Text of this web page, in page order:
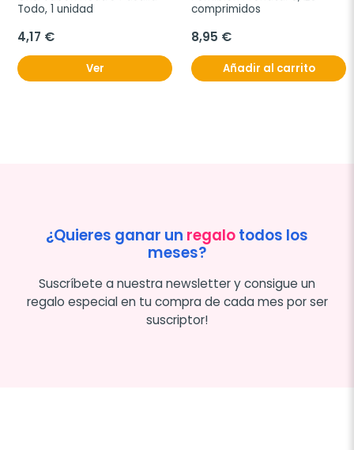
Todo, 1 unidad
4,17 €
Ver
comprimidos
8,95 €
Añadir al carrito
¿Quieres ganar un regalotodos los
meses?
Suscríbete a nuestra newsletter y consigue un
regalo especial en tu compra de cada mes por ser
suscriptor!